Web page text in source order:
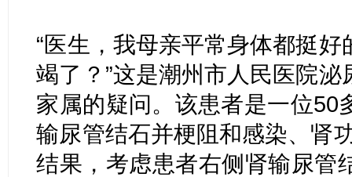
“医生，我母亲平常身体都挺
竭了？”这是潮州市人民医院
家属的疑问。该患者是一位50
输尿管结石并梗阻和感染、肾
结果，考虑患者右侧肾输尿管